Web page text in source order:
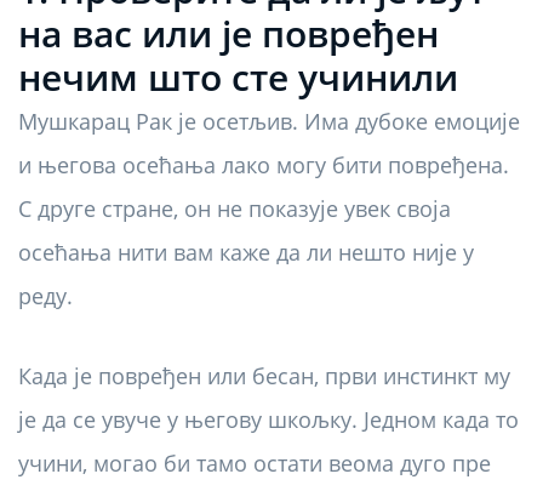
на вас или је повређен
нечим што сте учинили
Мушкарац Рак је осетљив. Има дубоке емоције
и његова осећања лако могу бити повређена.
С друге стране, он не показује увек своја
осећања нити вам каже да ли нешто није у
реду.
Када је повређен или бесан, први инстинкт му
је да се увуче у његову шкољку. Једном када то
учини, могао би тамо остати веома дуго пре